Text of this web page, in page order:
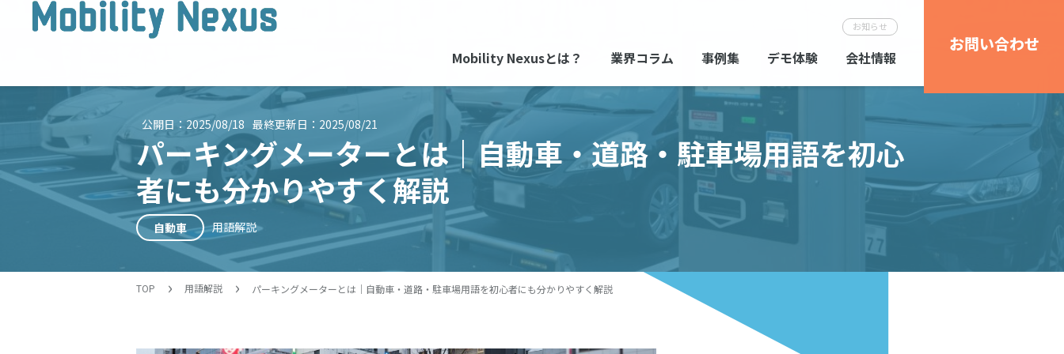
お知らせ
Mobility Nexusとは？ 業界コラム 事例集 デモ体験 会社情報
お問い合わせ
公開日： 2025/08/18 最終更新日： 2025/08/21
パーキングメーターとは｜自動車・道路・駐車場用語を初心
者にも分かりやすく解説
自動車 用語解説
TOP 用語解説 パーキングメーターとは｜自動車・道路・駐車場用語を初心者にも分かりやすく解説